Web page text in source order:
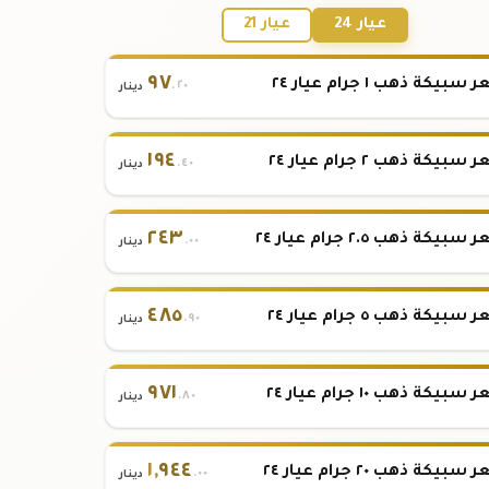
عيار 24 عيار 21
ذهب ١ جرام عيار ٢٤ ٩٧.٢٠ دينار
ذهب ٢ جرام عيار ٢٤ ١٩٤ .٤٠ دينار
ذهب ٢.٥ جرام عيار ٢٤ ٢٤٣ .٠٠ دينار
ذهب ٥ جرام عيار ٢٤ ٤٨٥.٩٠ دينار
ذهب ١٠ جرام عيار ٢٤ ٩٧١ .٨٠ دينار
ذهب ٢٠ جرام عيار ٢٤ ١,٩٤٤ .٠٠ دينار